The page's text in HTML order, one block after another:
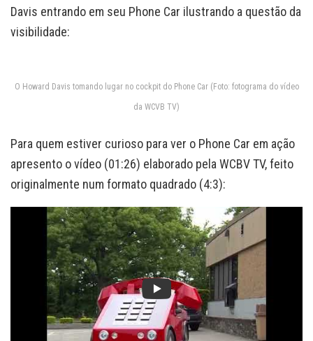
Davis entrando em seu Phone Car ilustrando a questão da
visibilidade:
O Howard Davis tomando lugar no cockpit do Phone Car (Foto: fotograma do vídeo
da WCVB TV)
Para quem estiver curioso para ver o Phone Car em ação
apresento o vídeo (01:26) elaborado pela WCBV TV, feito
originalmente num formato quadrado (4:3):